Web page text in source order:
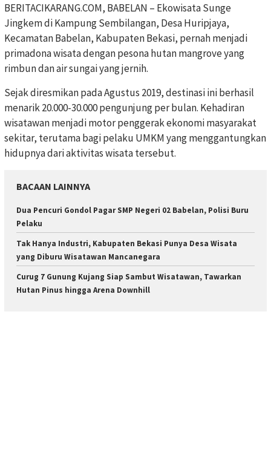
BERITACIKARANG.COM, BABELAN – Ekowisata Sunge
Jingkem di Kampung Sembilangan, Desa Huripjaya,
Kecamatan Babelan, Kabupaten Bekasi, pernah menjadi
primadona wisata dengan pesona hutan mangrove yang
rimbun dan air sungai yang jernih.
Sejak diresmikan pada Agustus 2019, destinasi ini berhasil
menarik 20.000-30.000 pengunjung per bulan. Kehadiran
wisatawan menjadi motor penggerak ekonomi masyarakat
sekitar, terutama bagi pelaku UMKM yang menggantungkan
hidupnya dari aktivitas wisata tersebut.
BACAAN LAINNYA
Dua Pencuri Gondol Pagar SMP Negeri 02 Babelan, Polisi Buru
Pelaku
Tak Hanya Industri, Kabupaten Bekasi Punya Desa Wisata
yang Diburu Wisatawan Mancanegara
Curug 7 Gunung Kujang Siap Sambut Wisatawan, Tawarkan
Hutan Pinus hingga Arena Downhill